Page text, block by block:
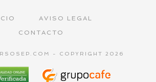
AVISO LEGAL
CONTACTO
- COPYRIGHT 2026